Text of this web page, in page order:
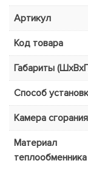
Артикул
Код товара
Габариты
Способ
Камера сгорания
Материал
теплообменника